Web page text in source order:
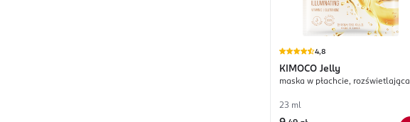
4,8
KIMOCO Jelly
maska w płachcie, rozświetlająca
23 ml